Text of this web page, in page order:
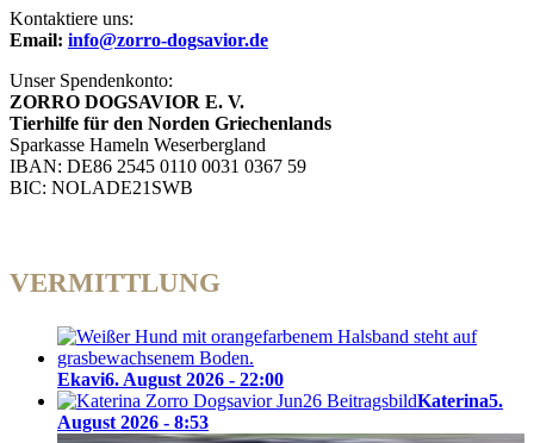
Kontaktiere uns:
Email: info@zorro-dogsavior.de
Unser Spendenkonto:
ZORRO DOGSAVIOR E. V.
Tierhilfe für den Norden Griechenlands
Sparkasse Hameln Weserbergland
IBAN: DE86 2545 0110 0031 0367 59
BIC: NOLADE21SWB
VERMITTLUNG
Ekavi6. August 2026 - 22:00
Katerina5.
August 2026 - 8:53